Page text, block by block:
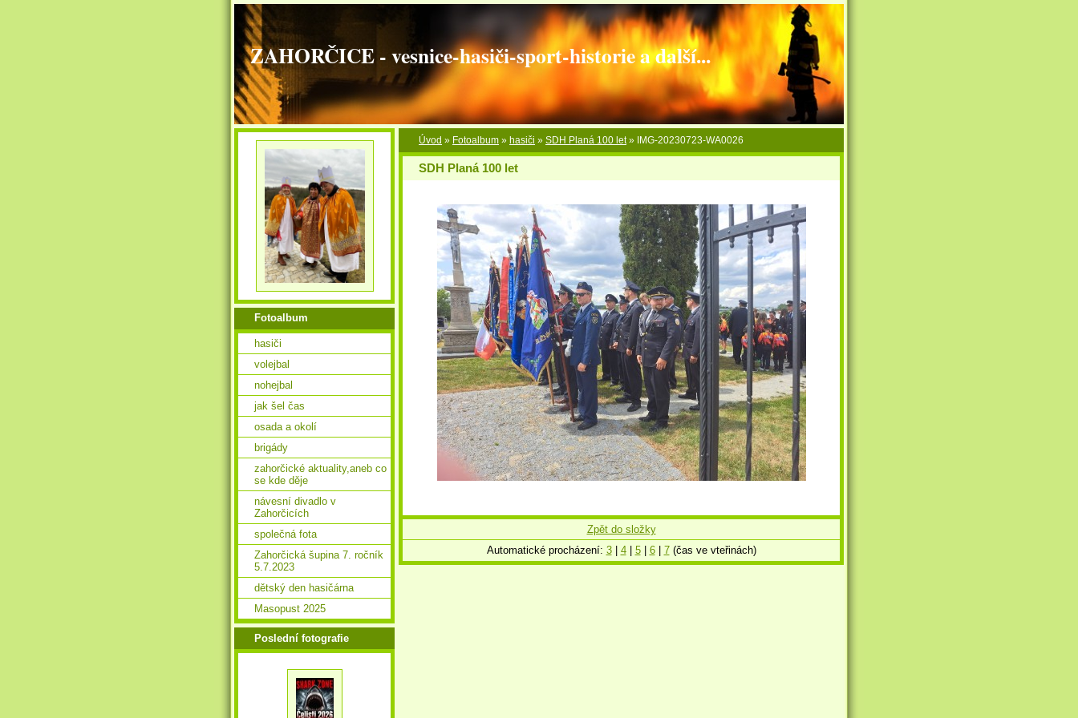
ZAHORČICE - vesnice-hasiči-sport-historie a další...
Úvod » Fotoalbum » hasiči » SDH Planá 100 let» IMG-20230723-WA0026
SDH Planá 100 let
Zpět do složky
Automatické procházení: 3| 4| 5| 6| 7(čas ve vteřinách)
Fotoalbum
hasiči
volejbal
nohejbal
jak šel čas
osada a okolí
brigády
zahorčické aktuality,aneb co
se kde děje
návesní divadlo v
Zahorčicích
společná fota
Zahorčická šupina 7. ročník
5.7.2023
dětský den hasičárna
Masopust 2025
Poslední fotografie